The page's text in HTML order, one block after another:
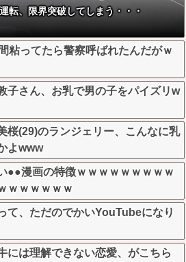
転、限界突破してしまう・・・
粘ってたら警察呼ばれたんだがｗ
子さん、お乳で男の子をパイズリw
桜(29)のランジェリー、こんなに乳
よwww
●●漫画の特徴ｗｗｗｗｗｗｗｗｗ
ｗｗｗｗｗｗ
て、ただのでかいYouTubeになり
には理解できない恋愛、がこちら